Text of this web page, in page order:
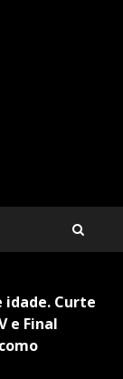
idade. Curte
e Final